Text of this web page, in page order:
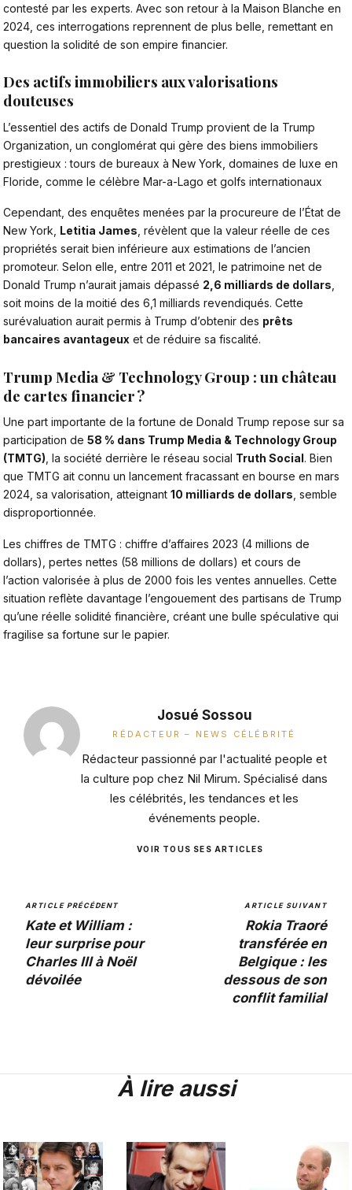
contesté par les experts. Avec son retour à la Maison Blanche en
2024, ces interrogations reprennent de plus belle, remettant en
question la solidité de son empire financier.
Des actifs immobiliers aux valorisations
douteuses
L’essentiel des actifs de Donald Trump provient de la Trump
Organization, un conglomérat qui gère des biens immobiliers
prestigieux : tours de bureaux à New York, domaines de luxe en
Floride, comme le célèbre Mar-a-Lago et golfs internationaux
Cependant, des enquêtes menées par la procureure de l’État de
New York, Letitia James , révèlent que la valeur réelle de ces
propriétés serait bien inférieure aux estimations de l’ancien
promoteur. Selon elle, entre 2011 et 2021, le patrimoine net de
Donald Trump n’aurait jamais dépassé 2,6 milliards de dollars
soit moins de la moitié des 6,1 milliards revendiqués. Cette
surévaluation aurait permis à Trump d’obtenir des prêts
bancaires avantageux et de réduire sa fiscalité.
Trump Media & Technology Group : un château
de cartes financier ?
Une part importante de la fortune de Donald Trump repose sur sa
participation de 58 % dans Trump Media & Technology Group
(TMTG) , la société derrière le réseau social Truth Social. Bien
que TMTG ait connu un lancement fracassant en bourse en mars
2024, sa valorisation, atteignant 10 milliards de dollars , semble
disproportionnée.
Les chiffres de TMTG : chiffre d’affaires 2023 (4 millions de
dollars), pertes nettes (58 millions de dollars) et cours de
l’action valorisée à plus de 2000 fois les ventes annuelles. Cette
situation reflète davantage l’engouement des partisans de Trump
qu’une réelle solidité financière, créant une bulle spéculative qui
fragilise sa fortune sur le papier.
Josué Sossou
RÉDACTEUR – NEWS CÉLÉBRITÉ
Rédacteur passionné par l'actualité people et
la culture pop chez Nil Mirum. Spécialisé dans
les célébrités, les tendances et les
événements people.
VOIR TOUS SES ARTICLES
ARTICLE PRÉCÉDENT
Kate et William :
leur surprise pour
Charles III à Noël
dévoilée
ARTICLE SUIVANT
Rokia Traoré
transférée en
Belgique : les
dessous de son
conflit familial
À lire aussi